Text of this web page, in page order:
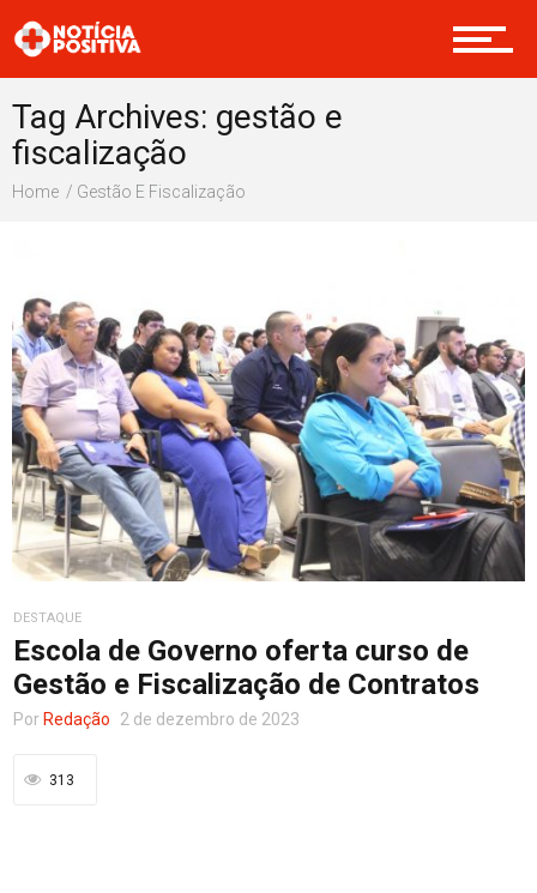
Saúde & Bem-estar
Opinião
Cultura
Tag Archives: gestão e
fiscalização
Home Gestão E Fiscalização
DESTAQUE
Escola de Governo oferta curso de
Gestão e Fiscalização de Contratos
Por Redação 2 de dezembro de 2023
313